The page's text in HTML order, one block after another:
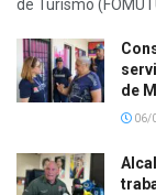
de Turismo
de
06/